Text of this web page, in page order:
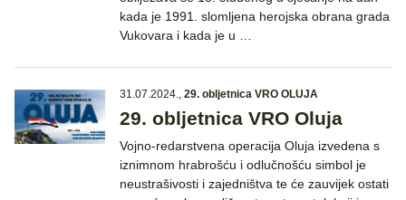
kada je 1991. slomljena herojska obrana grada
Vukovara i kada je u …
31.07.2024., 29. obljetnica VRO OLUJA
29. obljetnica VRO Oluja
Vojno-redarstvena operacija Oluja izvedena s
iznimnom hrabrošću i odlučnošću simbol je
neustrašivosti i zajedništva te će zauvijek ostati